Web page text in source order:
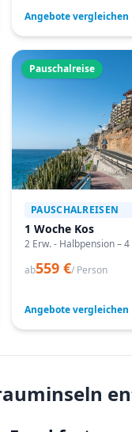
Angebote
Pauschalreise
PAUSCHALREISEN
1 Woche Kos
2 Erw. - Halbpension –
ab559 €/ Person
Angebote